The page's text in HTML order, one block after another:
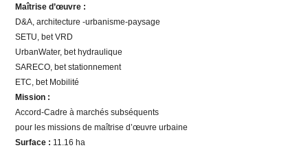
Maîtrise d’œuvre :
D&A, architecture -urbanisme-paysage
SETU, bet VRD
UrbanWater, bet hydraulique
SARECO, bet stationnement
ETC, bet Mobilité
Mission :
Accord-Cadre à marchés subséquents
pour les missions de maîtrise d’œuvre urbaine
Surface : 11.16 ha